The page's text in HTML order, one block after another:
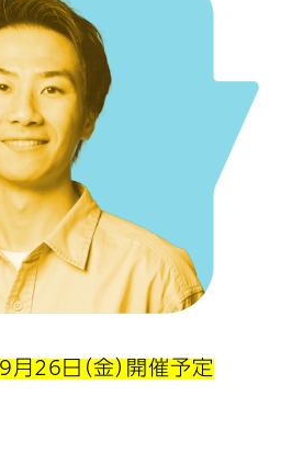
26日（金）開催予定